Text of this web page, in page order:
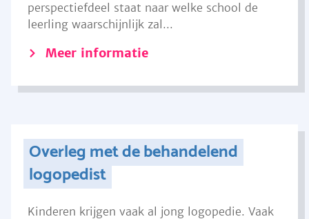
perspectiefdeel staat naar welke school de
leerling waarschijnlijk zal...
Meer informatie
Overleg met de behandelend
logopedist
Kinderen krijgen vaak al jong logopedie. Vaak